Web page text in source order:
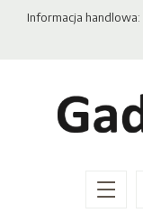
Informacja handlowa: